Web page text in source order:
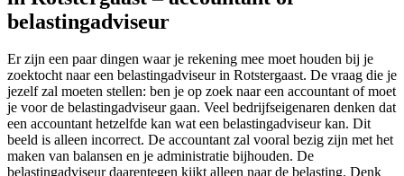
belastingadviseur
Er zijn een paar dingen waar je rekening mee moet houden bij je
zoektocht naar een belastingadviseur in Rotstergaast. De vraag die je
jezelf zal moeten stellen: ben je op zoek naar een accountant of moet
je voor de belastingadviseur gaan. Veel bedrijfseigenaren denken dat
een accountant hetzelfde kan wat een belastingadviseur kan. Dit
beeld is alleen incorrect. De accountant zal vooral bezig zijn met het
maken van balansen en je administratie bijhouden. De
belastingadviseur daarentegen kijkt alleen naar de belasting. Denk